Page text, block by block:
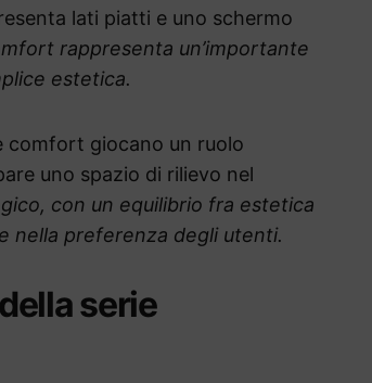
lati piatti e uno schermo
rappresenta un’importante
estetica.
comfort giocano un ruolo
uno spazio di rilievo nel
con un equilibrio fra estetica
nella preferenza degli utenti.
serie